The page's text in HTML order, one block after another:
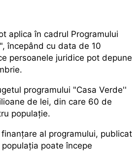
aplica în cadrul Programului
începând cu data de 10
persoanele juridice pot depune
programului "Casa Verde''
de lei, din care 60 de
populație.
al programului, publicat
poate începe